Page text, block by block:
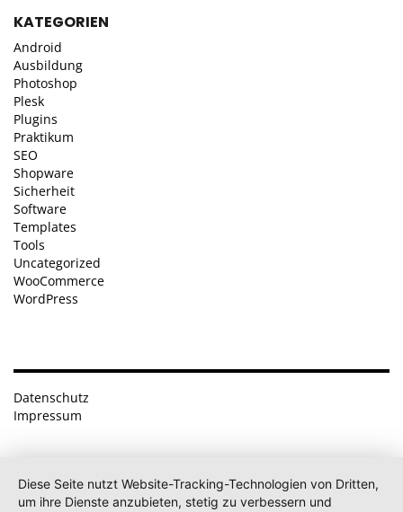
KATEGORIEN
Android
Ausbildung
Photoshop
Plesk
Plugins
Praktikum
SEO
Shopware
Sicherheit
Software
Templates
Tools
Uncategorized
WooCommerce
WordPress
Datenschutz
Impressum
Diese Seite nutzt Website-Tracking-Technologien von Dritten,
um ihre Dienste anzubieten, stetig zu verbessern und